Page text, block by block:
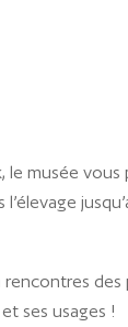
musée vous
rencontres
ses usages !